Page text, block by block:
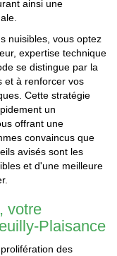
ainsi une
nuisibles, vous optez
expertise technique
se distingue par la
et à renforcer vos
Cette stratégie
un
offrant une
convaincus que
avisés sont les
et d'une meilleure
votre
Plaisance
des